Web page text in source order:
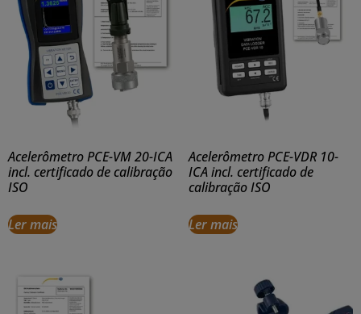
Acelerômetro PCE-VM 20-ICA
incl. certificado de calibração
ISO
Ler mais
Acelerômetro PCE-VDR 10-
ICA incl. certificado de
calibração ISO
Ler mais